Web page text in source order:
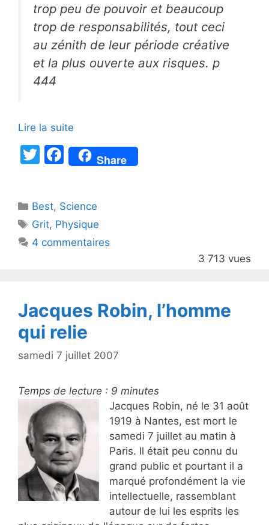
trop peu de pouvoir et beaucoup
trop de responsabilités, tout ceci
au zénith de leur période créative
et la plus ouverte aux risques. p
444
Lire la suite
T
er
F
a
e
b
o
Share
Catégories
Best, Science
Étiquettes
Grit, Physique
4 commentaires
3 713 vues
Jacques Robin, l’homme
qui relie
samedi 7 juillet 2007
Temps de lecture : 9 minutes
Jacques Robin, né le 31 août
1919 à Nantes, est mort le
samedi 7 juillet au matin à
Paris. Il était peu connu du
grand public et pourtant il a
marqué profondément la vie
intellectuelle, rassemblant
autour de lui les esprits les